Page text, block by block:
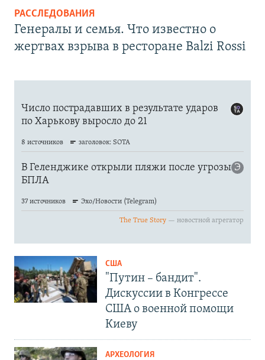
РАССЛЕДОВАНИЯ
Генералы и семья. Что известно о
жертвах взрыва в ресторане Balzi Rossi
США
"Путин – бандит".
Дискуссии в Конгрессе
США о военной помощи
Киеву
АРХЕОЛОГИЯ